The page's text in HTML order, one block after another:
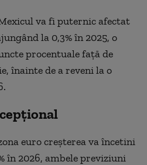
va fi puternic afectat
la 0,3% în 2025, o
procentuale faţă de
înainte de a reveni la o
euro creşterea va încetini
în 2026, ambele previziuni